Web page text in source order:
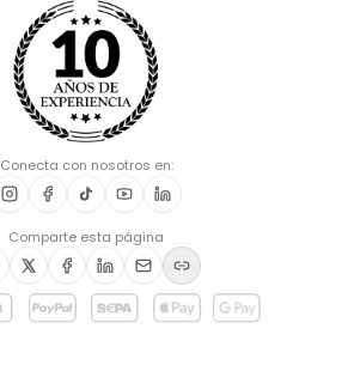
Conecta con nosotros en:
Comparte esta página